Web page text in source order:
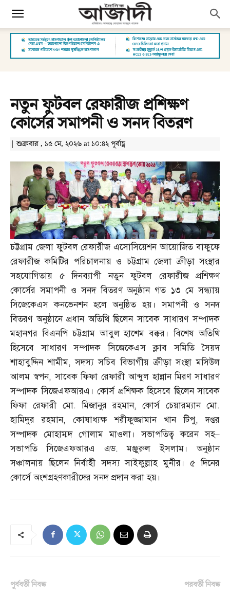
নতুন ফুটবল রেফারীজ প্রশিক্ষণ
কোর্সের সমাপনী ও সনদ বিতরণ
| শুক্রবার , ১৫ মে, ২০২৬ at ১০:৪২ পূর্বাহ্ণ
চট্টগ্রাম জেলা ফুটবল রেফারীজ এসোসিয়েশন আয়োজিত বাফুফে
রেফারীজ কমিটির পরিচালনায় ও চট্টগ্রাম জেলা ক্রীড়া সংস্থার
সহযোগিতায় ৫ দিনব্যাপী নতুন ফুটবল রেফারীজ প্রশিক্ষণ
কোর্সের সমাপনী ও সনদ বিতরণ অনুষ্ঠান গত ১৩ মে সন্ধ্যায়
সিজেকেএস কনভেনশন হলে অনুষ্ঠিত হয়। সমাপনী ও সনদ
বিতরণ অনুষ্ঠানে প্রধান অতিথি ছিলেন সাবেক সাধারণ সম্পাদক
মহানগর বিএনপি চট্টগ্রাম আবুল হাশেম বক্কর। বিশেষ অতিথি
হিসেবে সাধারণ সম্পাদক সিজেকেএস ক্লাব সমিতি সৈয়দ
শাহাবুদ্দিন শামীম,সদস্য সচিব বিভাগীয় ক্রীড়া সংস্থা মসিউল
আলম স্বপন,সাবেক ফিফা রেফারী আব্দুল হান্নান মিরণ সাধারণ
সম্পাদক সিজেএফআরএ। কোর্স প্রশিক্ষক হিসেবে ছিলেন সাবেক
ফিফা রেফারী মো.মিজানুর রহমান,কোর্স চেয়ারম্যান মো.
হামিদুর রহমান,কোষাধ্যক্ষ শরীফুজ্জামান খান টিপু,দপ্তর
সম্পাদক মোহাম্মদ গোলাম মাওলা। সভাপতিত্ব করেন সহ–
সভাপতি সিজেএফআরএ এড.মঞ্জুরুল ইসলাম। অনুষ্ঠান
সঞ্চালনায় ছিলেন নির্বাহী সদস্য সাইফুল্লাহ মুনীর। ৫ দিনের
কোর্সে অংশগ্রহণকারীদের সনদ প্রদান করা হয়।
পূর্ববর্তী নিবন্ধ
পরবর্তী নিবন্ধ